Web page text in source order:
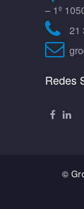
– 1º
21
Redes
©